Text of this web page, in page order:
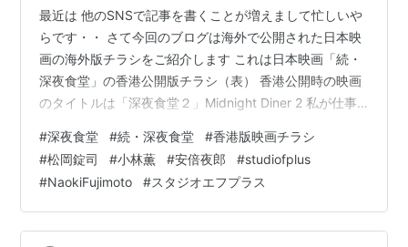
最近は 他のSNSで記事を書くことが増えまして忙しいや
らです・・ さて今回のブログは海外で公開された日本映
画の海外版チラシをご紹介します これは日本映画「続・
深夜食堂」の香港公開版チラシ（表） 香港公開時の映画
のタイトルは「深夜食堂２」Midnight Diner 2 私が仕事
たもの チラシのサイズは日本のチラシより小さめでB5サ
イズのような感じ 「続・深夜食堂」の香港公開版チラシ
（裏） 裏面には中国語で映画に登場する料理のレシピが
掲載されています 「豚肉湯」は「豚汁定食」のことで
「焼肉定食」はそのまんま「炒鳥冬」はなんと「焼きう
#深夜食堂 #続・深夜食堂 #香港版映画チラシ
#松岡錠司 #小林薫 #安倍夜郎 #studiofplus
#NaokiFujimoto #スタジオエフプラス